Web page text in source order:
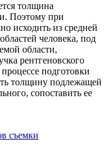
толщина
Поэтому при
исходить из средней
человека, под
области,
рентгеновского
подготовки
толщину подлежащей
сопоставить ее
съемки